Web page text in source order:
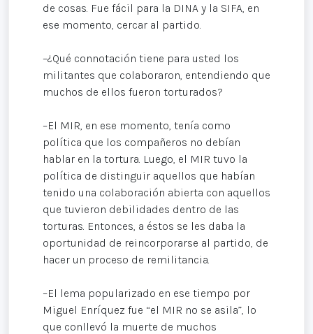
de cosas. Fue fácil para la DINA y la SIFA, en
ese momento, cercar al partido.
–¿Qué connotación tiene para usted los
militantes que colaboraron, entendiendo que
muchos de ellos fueron torturados?
–El MIR, en ese momento, tenía como
política que los compañeros no debían
hablar en la tortura. Luego, el MIR tuvo la
política de distinguir aquellos que habían
tenido una colaboración abierta con aquellos
que tuvieron debilidades dentro de las
torturas. Entonces, a éstos se les daba la
oportunidad de reincorporarse al partido, de
hacer un proceso de remilitancia.
–El lema popularizado en ese tiempo por
Miguel Enríquez fue “el MIR no se asila”, lo
que conllevó la muerte de muchos